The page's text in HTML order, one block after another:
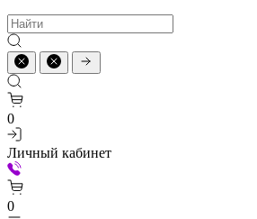
0
Личный кабинет
0